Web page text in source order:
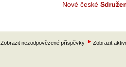
Nové české
Zobrazit nezodpovězené příspěvky Zobrazit